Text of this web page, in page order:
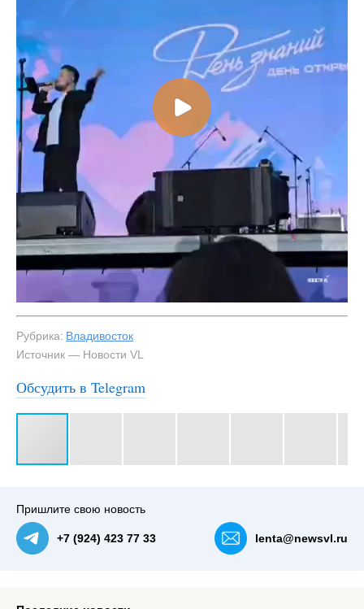
Рубрика: Владивосток
Источник — Новости VL
Обсудить в Telegram
Пришлите свою новость
+7 (924) 423 77 33 lenta@newsvl.ru